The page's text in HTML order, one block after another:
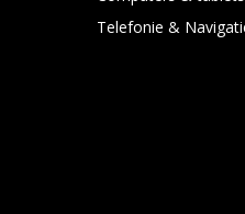
Telefonie &